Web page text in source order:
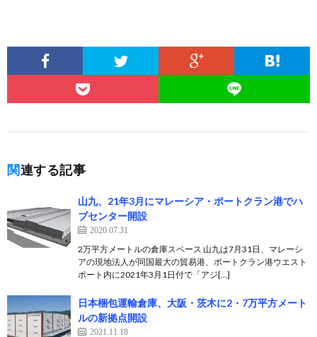
関連する記事
山九、21年3月にマレーシア・ポートクラン港でハ
ブセンター開設
2020.07.31
2万平方メートルの倉庫スペース 山九は7月31日、マレーシ
アの現地法人が同国最大の貿易港、ポートクラン港ウエスト
ポート内に2021年3月1日付で「アジ[…]
日本梱包運輸倉庫、大阪・茨木に2・7万平方メート
ルの新拠点開設
2021.11.18